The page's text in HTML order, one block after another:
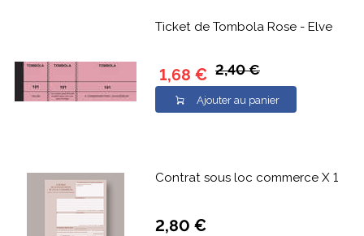
Ticket de Tombola Rose - Elve
1,68 € 2,40 €
Ajouter au panier
Contrat sous loc commerce X 1
2,80 €